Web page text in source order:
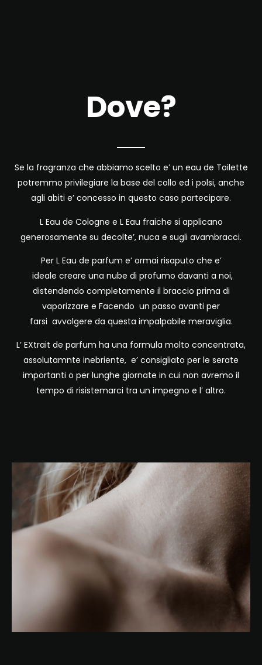
Dove?
Se la fragranza che abbiamo scelto e’ un eau de Toilette
potremmo privilegiare la base del collo ed i polsi, anche
agli abiti e’ concesso in questo caso partecipare.
L Eau de Cologne e L Eau fraiche si applicano
generosamente su decolte’, nuca e sugli avambracci.
Per L Eau de parfum e’ ormai risaputo che e’
ideale creare una nube di profumo davanti a noi,
distendendo completamente il braccio prima di
vaporizzare e Facendo un passo avanti per
farsi avvolgere da questa impalpabile meraviglia.
L’ EXtrait de parfum ha una formula molto concentrata,
assolutamnte inebriente, e’ consigliato per le serate
importanti o per lunghe giornate in cui non avremo il
tempo di risistemarci tra un impegno e l’ altro.